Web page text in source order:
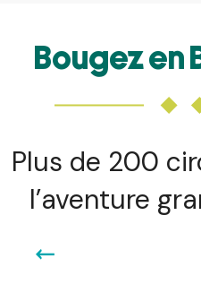
Bougez en
Plus de 200
l’aventure
Sentiers balisés, landes